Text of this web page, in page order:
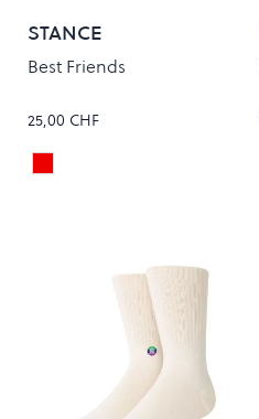
STANCE
Best Friends
25,00 CHF
Colour
Red